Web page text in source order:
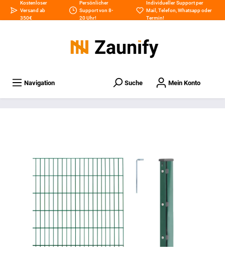
Kostenloser
Versand ab
350€
Persönlicher
Support von 8-
20 Uhr!
Individueller Support per
Mail,Telefon,Whatsappoder
Termin!
Navigation Suche Mein Konto